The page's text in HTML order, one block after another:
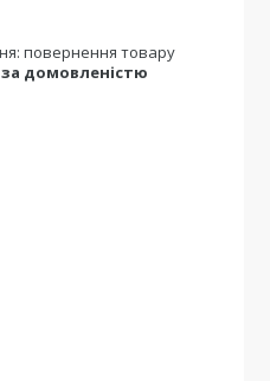
повернення товару
за домовленістю